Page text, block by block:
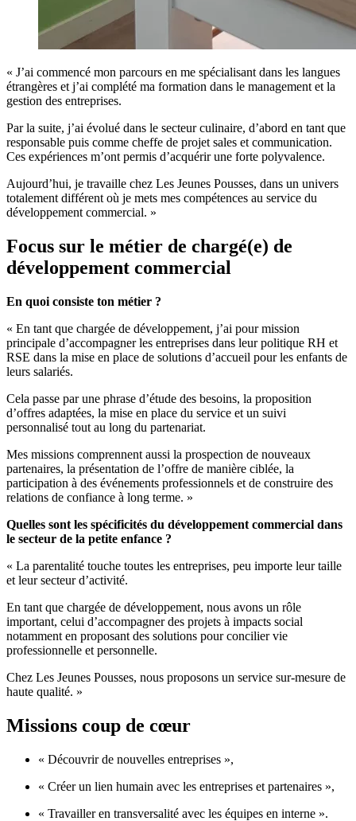
« J’ai commencé mon parcours en me spécialisant dans les langues
étrangères et j’ai complété ma formation dans le management et la
gestion des entreprises.
Par la suite, j’ai évolué dans le secteur culinaire, d’abord en tant que
responsable puis comme cheffe de projet sales et communication.
Ces expériences m’ont permis d’acquérir une forte polyvalence.
Aujourd’hui, je travaille chez Les Jeunes Pousses, dans un univers
totalement différent où je mets mes compétences au service du
développement commercial. »
Focus sur le métier de chargé(e) de
développement commercial
En quoi consiste ton métier ?
« En tant que chargée de développement, j’ai pour mission
principale d’accompagner les entreprises dans leur politique RH et
RSE dans la mise en place de solutions d’accueil pour les enfants de
leurs salariés.
Cela passe par une phrase d’étude des besoins, la proposition
d’offres adaptées, la mise en place du service et un suivi
personnalisé tout au long du partenariat.
Mes missions comprennent aussi la prospection de nouveaux
partenaires, la présentation de l’offre de manière ciblée, la
participation à des événements professionnels et de construire des
relations de confiance à long terme. »
Quelles sont les spécificités du développement commercial dans
le secteur de la petite enfance ?
« La parentalité touche toutes les entreprises, peu importe leur taille
et leur secteur d’activité.
En tant que chargée de développement, nous avons un rôle
important, celui d’accompagner des projets à impacts social
notamment en proposant des solutions pour concilier vie
professionnelle et personnelle.
Chez Les Jeunes Pousses, nous proposons un service sur-mesure de
haute qualité. »
Missions coup de cœur
« Découvrir de nouvelles entreprises »,
« Créer un lien humain avec les entreprises et partenaires »,
« Travailler en transversalité avec les équipes en interne ».